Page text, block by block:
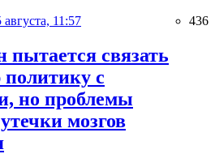
августа, 11:57 436
пытается связать
с
но проблемы
мозгов